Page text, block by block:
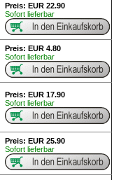
Preis: EUR 22.90
Sofort lieferbar
Preis: EUR 4.80
Sofort lieferbar
Preis: EUR 17.90
Sofort lieferbar
Preis: EUR 25.90
Sofort lieferbar